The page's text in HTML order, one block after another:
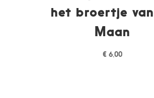
het broertje
Maan
€ 6,00